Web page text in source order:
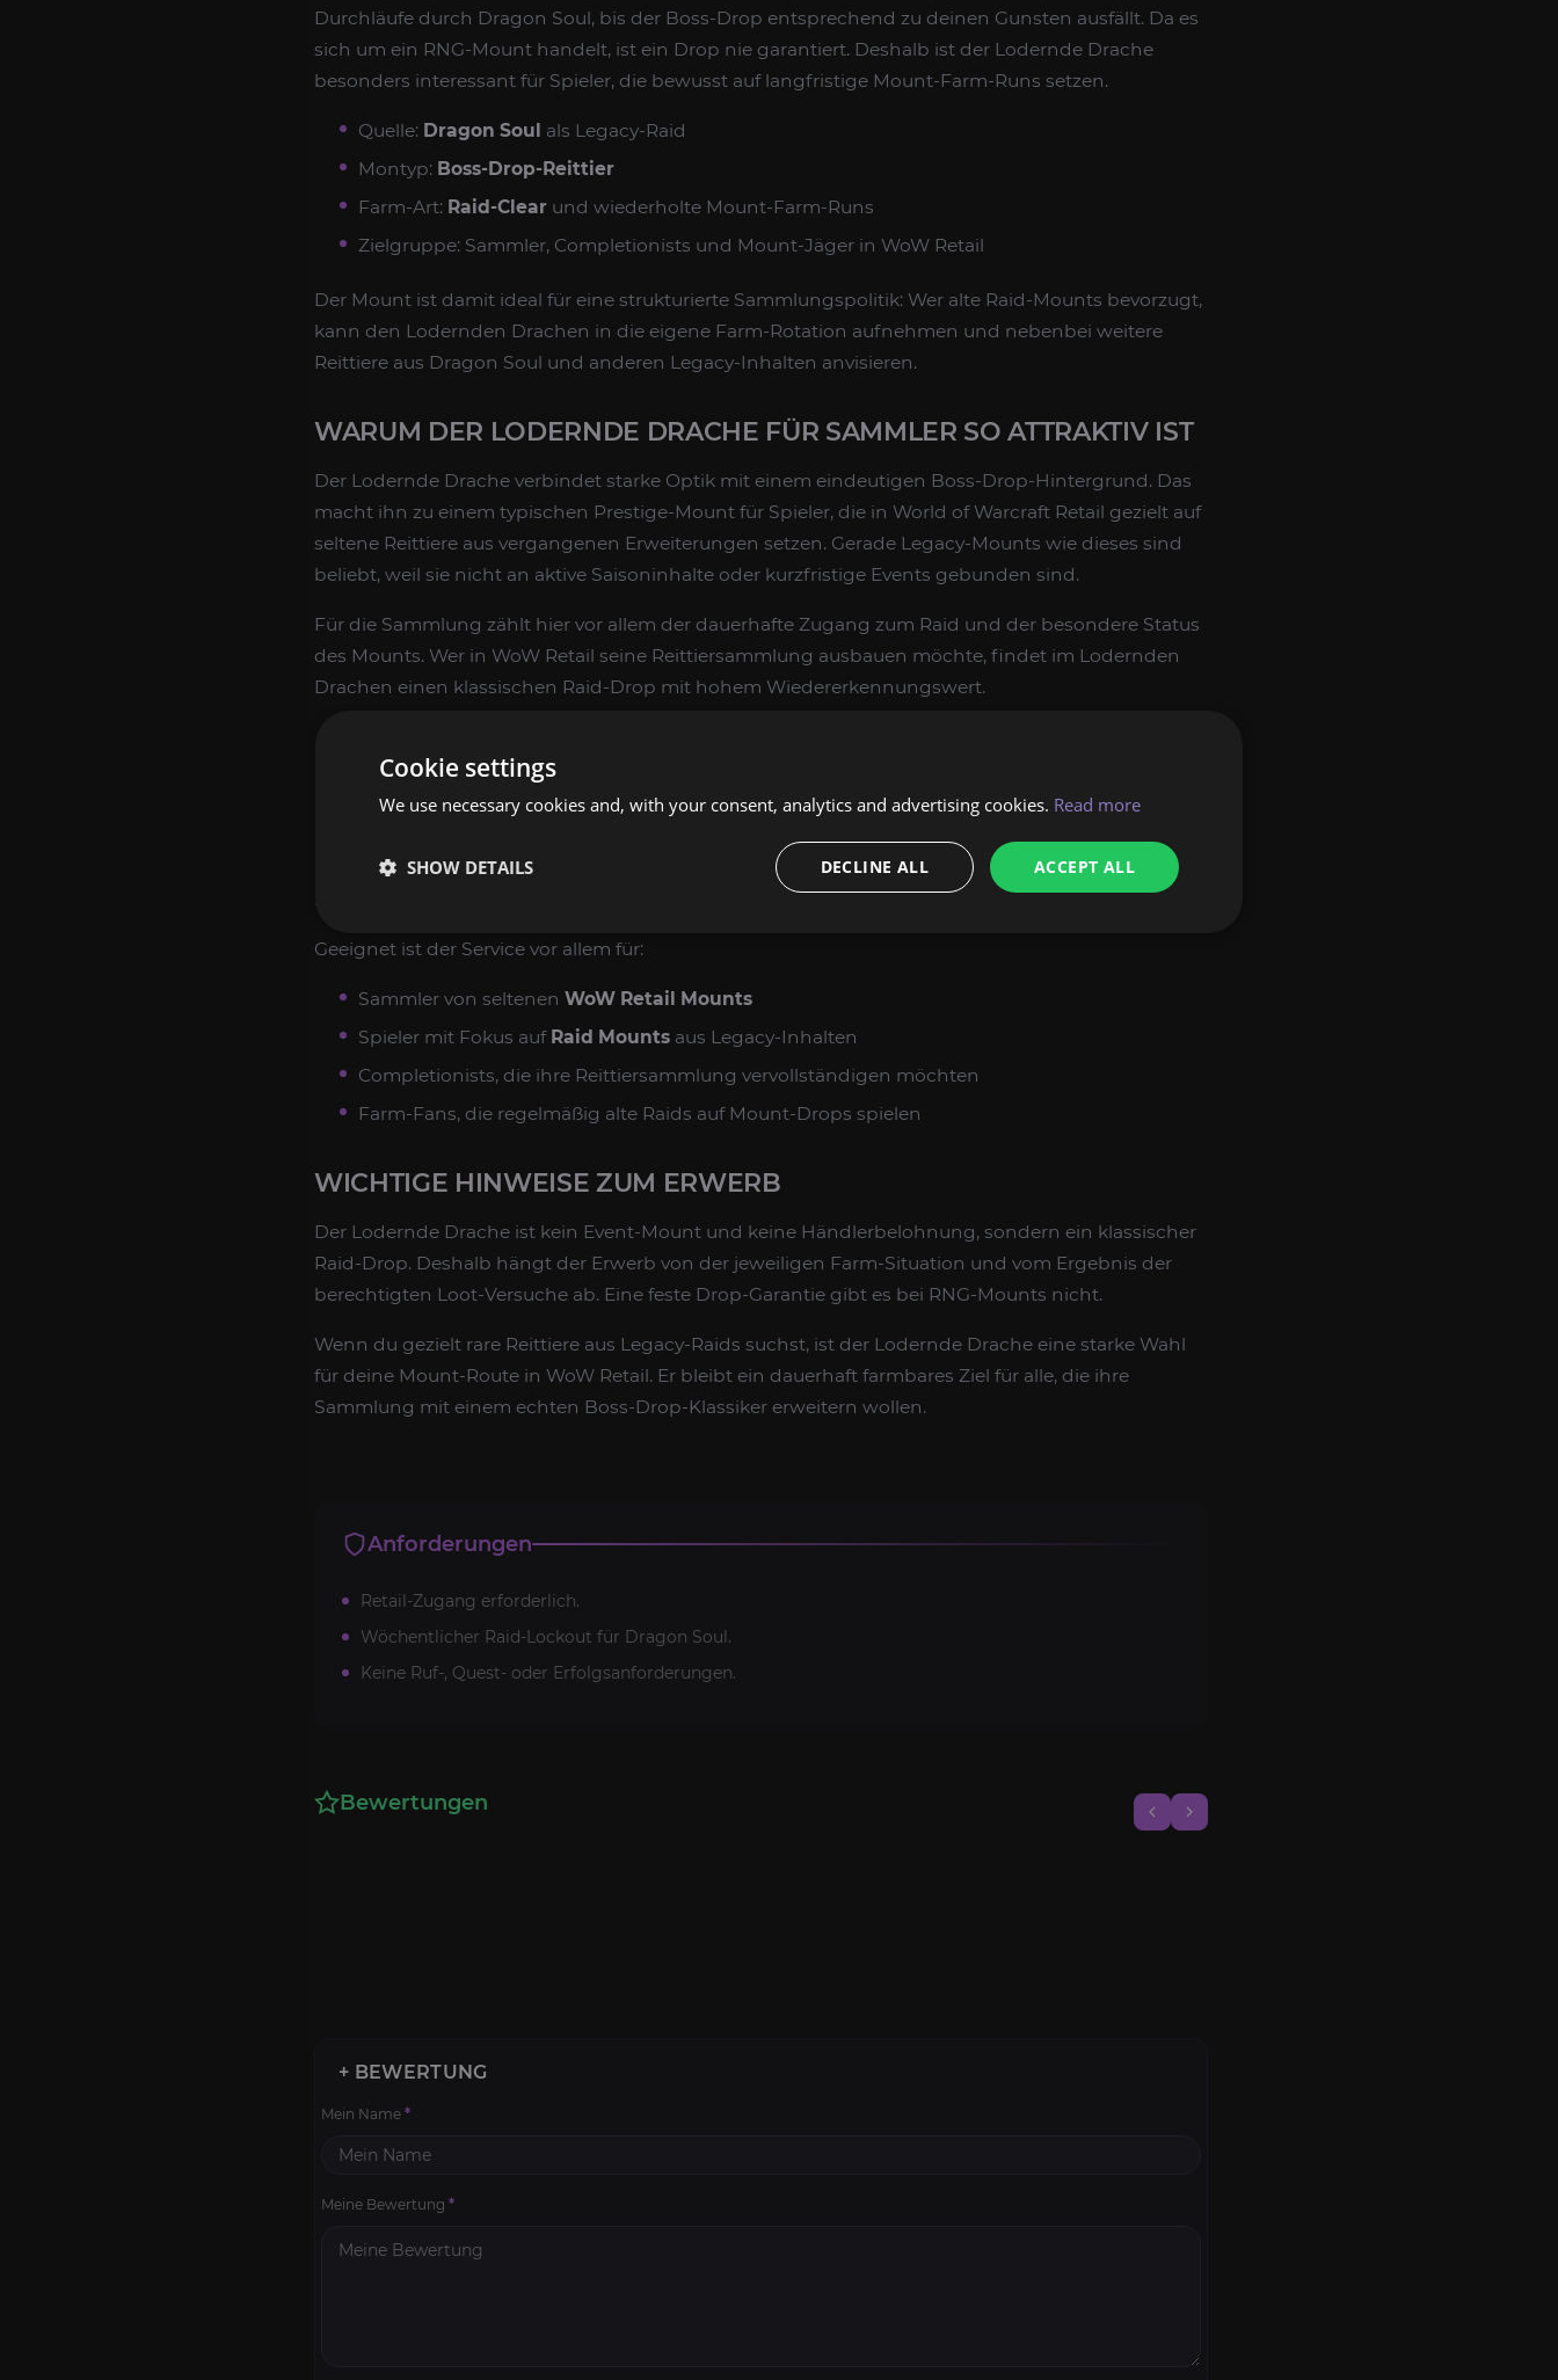
Durchläufe durch Dragon Soul, bis der Boss-Drop entsprechend zu deinen Gunsten ausfällt. Da es
sich um ein RNG-Mount handelt, ist ein Drop nie garantiert. Deshalb ist der Lodernde Drache
besonders interessant für Spieler, die bewusst auf langfristige Mount-Farm-Runs setzen.
Quelle: Dragon Soul als Legacy-Raid
Montyp: Boss-Drop-Reittier
Farm-Art: Raid-Clear und wiederholte Mount-Farm-Runs
Zielgruppe: Sammler, Completionists und Mount-Jäger in WoW Retail
Der Mount ist damit ideal für eine strukturierte Sammlungspolitik: Wer alte Raid-Mounts bevorzugt,
kann den Lodernden Drachen in die eigene Farm-Rotation aufnehmen und nebenbei weitere
Reittiere aus Dragon Soul und anderen Legacy-Inhalten anvisieren.
WARUM DER LODERNDE DRACHE FÜR SAMMLER SO ATTRAKTIV IST
Der Lodernde Drache verbindet starke Optik mit einem eindeutigen Boss-Drop-Hintergrund. Das
macht ihn zu einem typischen Prestige-Mount für Spieler, die in World of Warcraft Retail gezielt auf
seltene Reittiere aus vergangenen Erweiterungen setzen. Gerade Legacy-Mounts wie dieses sind
beliebt, weil sie nicht an aktive Saisoninhalte oder kurzfristige Events gebunden sind.
Für die Sammlung zählt hier vor allem der dauerhafte Zugang zum Raid und der besondere Status
des Mounts. Wer in WoW Retail seine Reittiersammlung ausbauen möchte, findet im Lodernden
Drachen einen klassischen Raid-Drop mit hohem Wiedererkennungswert.
FÜR WEN SICH DER MOUNT-FARM-SERVICE EIGNET
Ein Lodernder Drache ist besonders sinnvoll für Spieler, die keine Zeit für regelmäßige Solo-Farm-
Runs haben oder ihren Fortschritt im Legacy-Raid effizient bündeln möchten. Der Produktintent
bleibt dabei klar: einBoss-Drop-Mount
aus einem alten Raid, das über gezielte Runs und saubere
Sammlungspflege angestrebt wird.
Geeignet ist der Service vor allem für:
Sammler von seltenen WoW Retail Mounts
Spieler mit Fokus auf Raid Mounts aus Legacy-Inhalten
Completionists, die ihre Reittiersammlung vervollständigen möchten
Farm-Fans, die regelmäßig alte Raids auf Mount-Drops spielen
WICHTIGE HINWEISE ZUM ERWERB
Der Lodernde Drache ist kein Event-Mount und keine Händlerbelohnung, sondern ein klassischer
Raid-Drop. Deshalb hängt der Erwerb von der jeweiligen Farm-Situation und vom Ergebnis der
berechtigten Loot-Versuche ab. Eine feste Drop-Garantie gibt es bei RNG-Mounts nicht.
Wenn du gezielt rare Reittiere aus Legacy-Raids suchst, ist der Lodernde Drache eine starke Wahl
für deine Mount-Route in WoW Retail. Er bleibt ein dauerhaft farmbares Ziel für alle, die ihre
Sammlung mit einem echten Boss-Drop-Klassiker erweitern wollen.
Anforderungen
Retail-Zugang erforderlich.
Wöchentlicher Raid-Lockout für Dragon Soul.
Keine Ruf-, Quest- oder Erfolgsanforderungen.
Bewertungen
+ BEWERTUNG
Mein Name *
Meine Bewertung *
Cookie settings
We use necessary cookies and, with your consent, analytics and advertising cookies. Read more
ACCEPT ALL
DECLINE ALL
SHOW DETAILS